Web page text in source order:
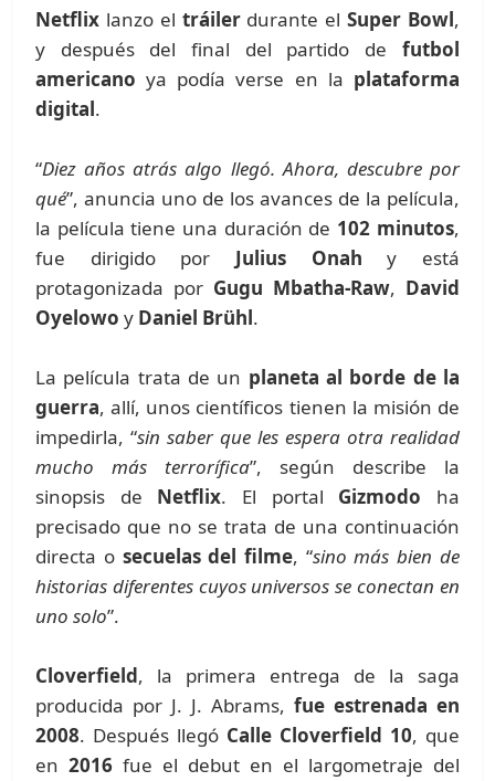
Netflix lanzo el tráilerdurante elSuper Bowl,
y después del final del partido de futbol
americano ya podía verse en la plataforma
digital.
“Diez años atrás algo llegó. Ahora, descubre por
qué”, anuncia uno de los avances de la película,
la película tiene una duración de 102 minutos,
fue dirigido por Julius Onah y está
protagonizada por Gugu Mbatha-Raw, David
Oyelowo y Daniel Brühl.
La película trata de un planeta al borde de la
guerra, allí, unos científicos tienen la misión de
impedirla, “sin saber que les espera otra realidad
mucho más terrorífica”, según describe la
sinopsis de Netflix. El portal Gizmodo ha
precisado que no se trata de una continuación
directa o secuelas del filme, “sino más bien de
historias diferentes cuyos universos se conectan en
uno solo”.
Cloverfield, la primera entrega de la saga
producida por J. J. Abrams, fue estrenada en
2008. Después llegó Calle Cloverfield 10, que
en2016 fue el debut en el largometraje del